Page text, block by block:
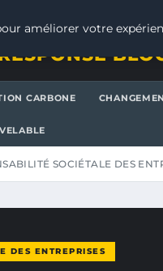
CARBONE
SOCIÉTALE DES
DES ENTREPRISES
améliorer votre